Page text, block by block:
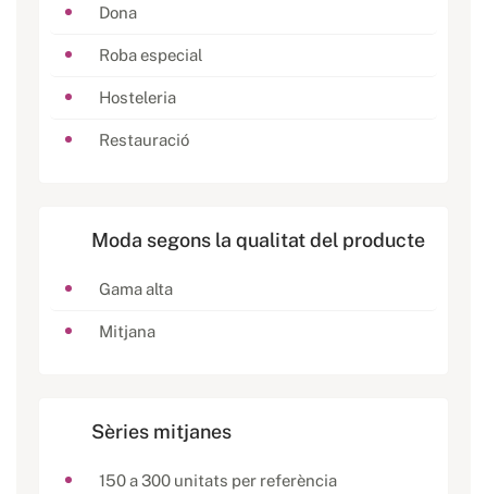
Dona
Roba especial
Hosteleria
Restauració
Moda segons la qualitat del producte
Gama alta
Mitjana
Sèries mitjanes
150 a 300 unitats per referència